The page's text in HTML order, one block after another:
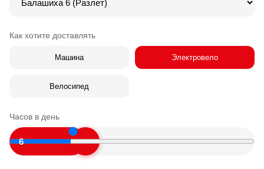
Как хотите доставлять
Машина Электровело
Велосипед
Часов в день
6